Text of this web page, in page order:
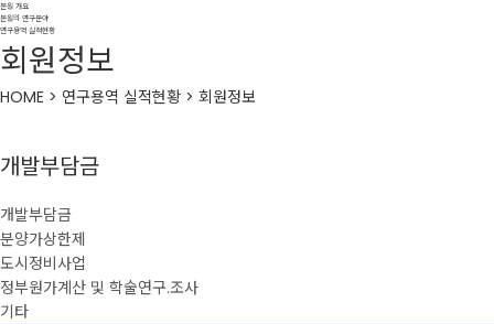
본원 개요
본원의 연구분야
연구용역 실적현황
회원정보
HOME > 연구용역 실적현황 > 회원정보
개발부담금
개발부담금
분양가상한제
도시정비사업
정부원가계산 및 학술연구.조사
기타